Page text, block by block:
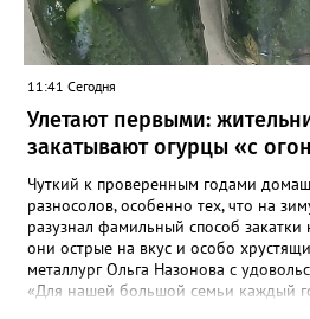
11:41 Сегодня
Улетают первыми:
закатывают огурцы «с
Чуткий к проверенным годами
разносолов, особенно тех, что на
разузнал фамильный способ
они острые на вкус и особо
металлург Ольга Назонова с
«Для нашей большой семьи каждый